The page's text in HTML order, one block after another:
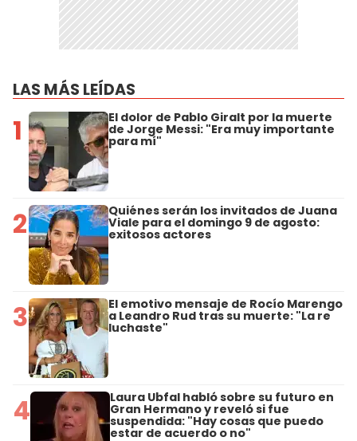
LAS MÁS LEÍDAS
1 El dolor de Pablo Giralt por la muerte
de Jorge Messi: "Era muy importante
para mí"
2 Quiénes serán los invitados de Juana
Viale para el domingo 9 de agosto:
exitosos actores
3 El emotivo mensaje de Rocío Marengo
a Leandro Rud tras su muerte: "La re
luchaste"
4 Laura Ubfal habló sobre su futuro en
Gran Hermano y reveló si fue
suspendida: "Hay cosas que puedo
estar de acuerdo o no"